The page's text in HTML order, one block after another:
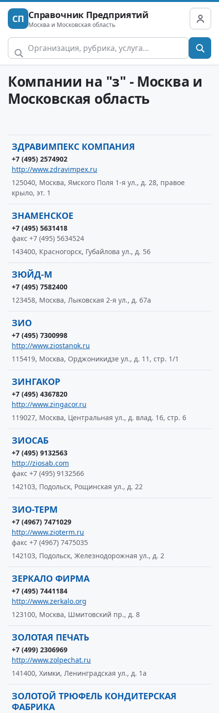
СП Справочник Предприятий
Москва и Московская область
Компании на "з" - Москва и
Московская область
ЗДРАВИМПЕКС КОМПАНИЯ
+7 (495) 2574902
http://www.zdravimpex.ru
125040, Москва, Ямского Поля 1-я ул., д. 28, правое
крыло, эт. 1
ЗНАМЕНСКОЕ
+7 (495) 5631418
факс +7 (495) 5634524
143400, Красногорск, Губайлова ул., д. 56
ЗЮЙД-М
+7 (495) 7582400
123458, Москва, Лыковская 2-я ул., д. 67а
ЗИО
+7 (495) 7300998
http://www.ziostanok.ru
115419, Москва, Орджоникидзе ул., д. 11, стр. 1/1
ЗИНГАКОР
+7 (495) 4367820
http://www.zingacor.ru
119027, Москва, Центральная ул., д. влад. 16, стр. 6
ЗИОСАБ
+7 (495) 9132563
http://ziosab.com
факс +7 (495) 9132566
142103, Подольск, Рощинская ул., д. 22
ЗИО-ТЕРМ
+7 (4967) 7471029
http://www.zioterm.ru
факс +7 (4967) 7475035
142103, Подольск, Железнодорожная ул., д. 2
ЗЕРКАЛО ФИРМА
+7 (495) 7441184
http://www.zerkalo.org
123100, Москва, Шмитовский пр., д. 8
ЗОЛОТАЯ ПЕЧАТЬ
+7 (499) 2306969
http://www.zolpechat.ru
141400, Химки, Ленинградская ул., д. 1а
ЗОЛОТОЙ ТРЮФЕЛЬ КОНДИТЕРСКАЯ
ФАБРИКА